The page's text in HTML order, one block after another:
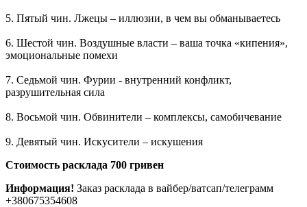
5. Пятый чин. Лжецы – иллюзии, в чем вы обманываетесь
6. Шестой чин. Воздушные власти – ваша точка «кипения»,
эмоциональные помехи
7. Седьмой чин. Фурии - внутренний конфликт,
разрушительная сила
8. Восьмой чин. Обвинители – комплексы, самобичевание
9. Девятый чин. Искусители – искушения
Стоимость расклада 700 гривен
Информация! Заказ расклада в вайбер/ватсап/телеграмм
+380675354608